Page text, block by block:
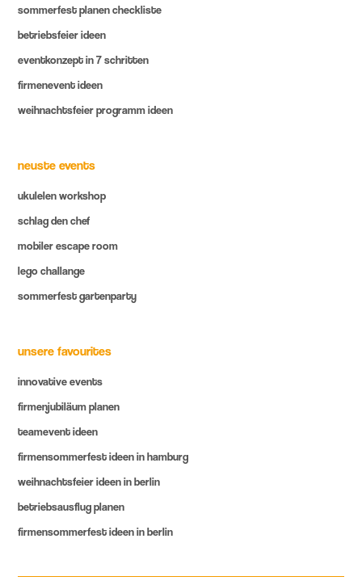
sommerfest planen checkliste
betriebsfeier ideen
eventkonzept in 7 schritten
firmenevent ideen
weihnachtsfeier programm ideen
neuste events
ukulelen workshop
schlag den chef
mobiler escape room
lego challange
sommerfest gartenparty
unsere favourites
innovative events
firmenjubiläum planen
teamevent ideen
firmensommerfest ideen in hamburg
weihnachtsfeier ideen in berlin
betriebsausflug planen
firmensommerfest ideen in berlin